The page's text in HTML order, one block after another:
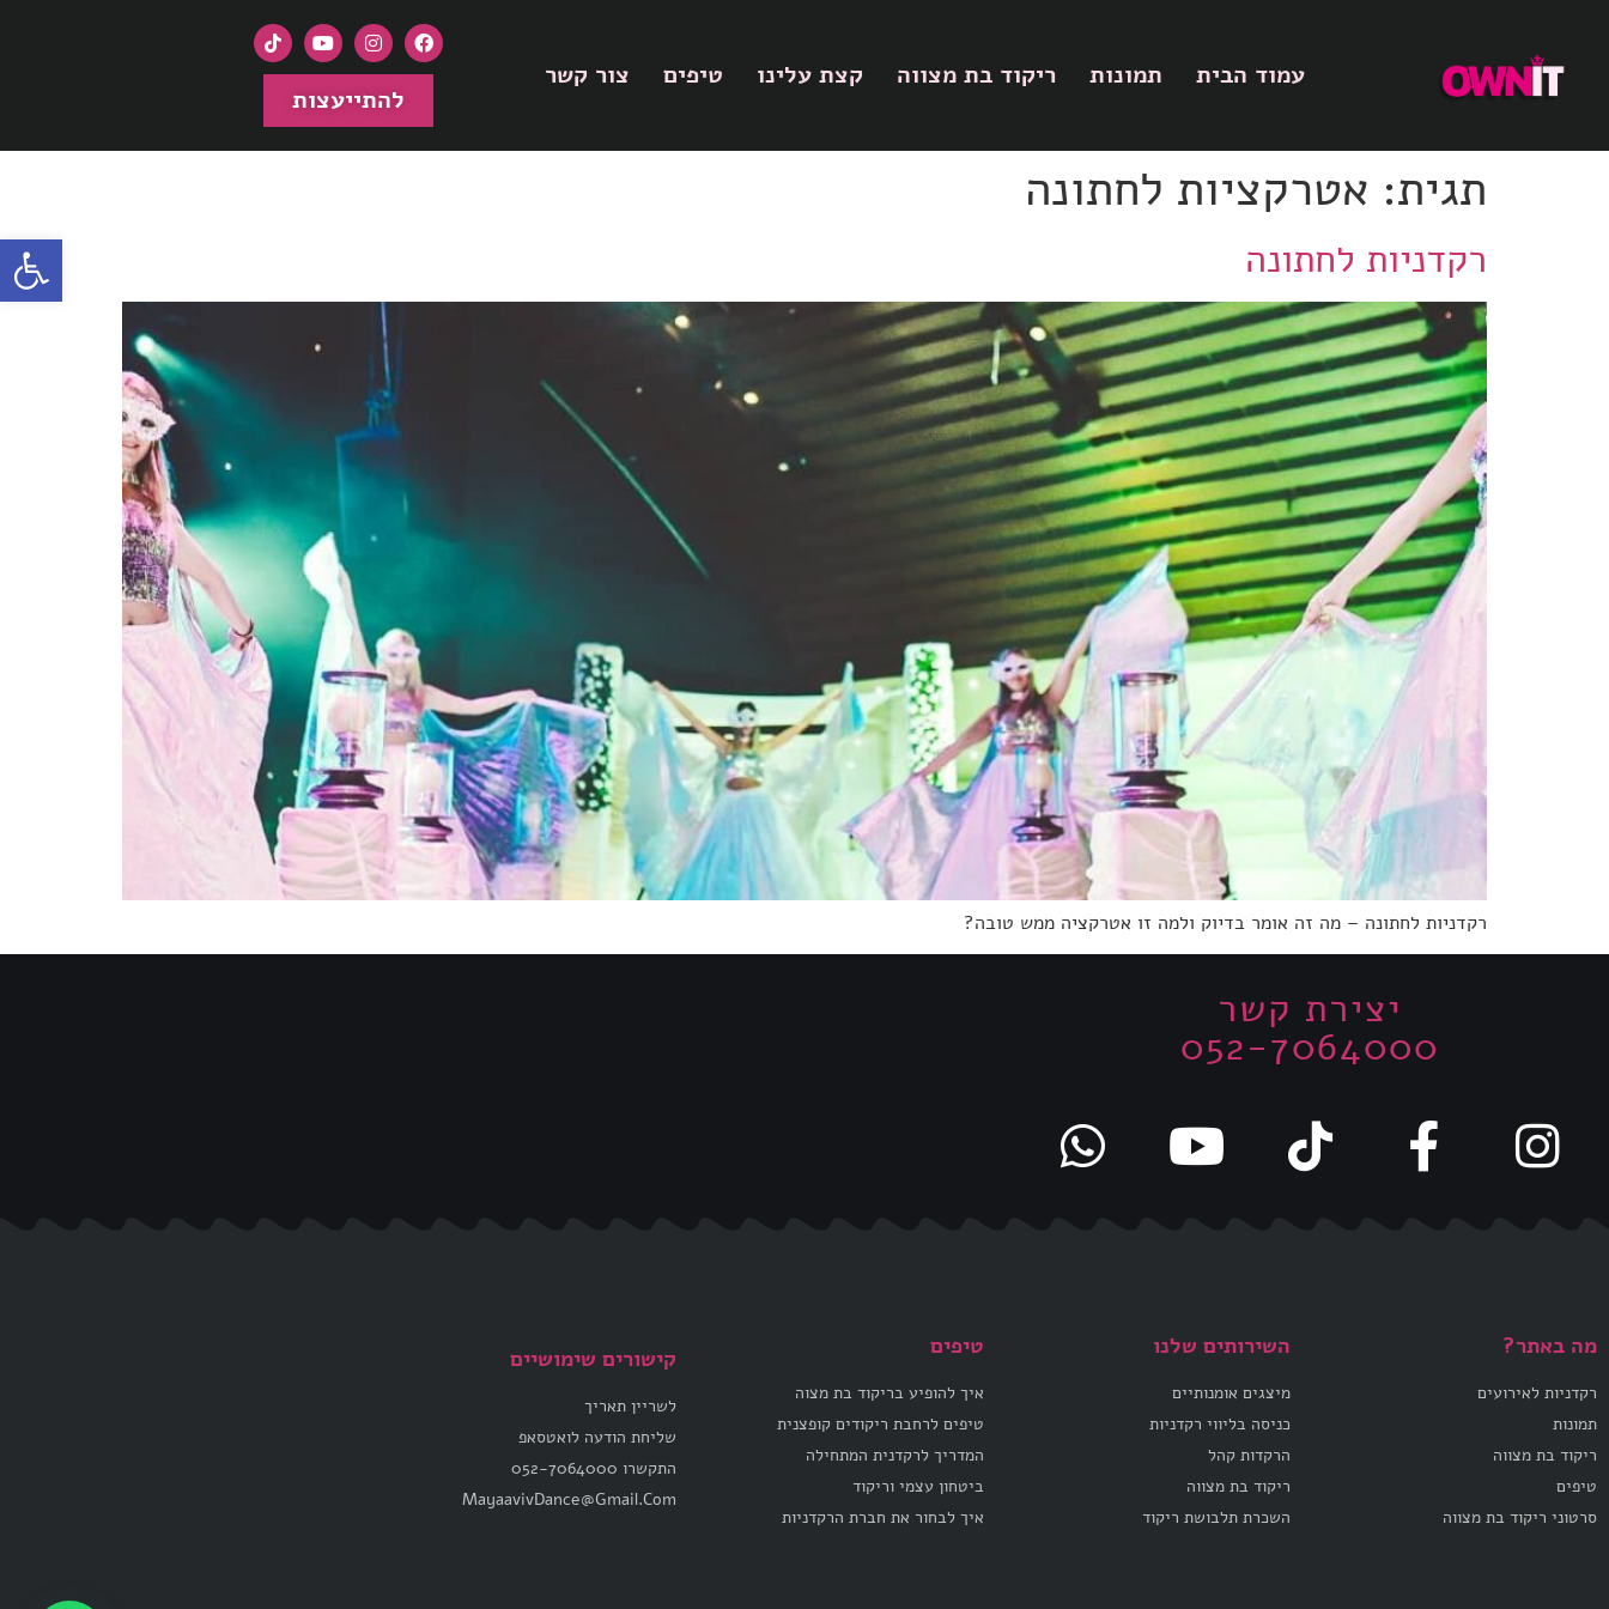
פתח
עמוד הבית תמונות ריקוד בת מצווה קצת עלינו טיפים צור קשר
להתייעצות
תגית: אטרקציות לחתונה
רקדניות לחתונה
רקדניות לחתונה – מה זה אומר בדיוק ולמה זו אטרקציה ממש טובה?
יצירת קשר
052-7064000
מה באתר?
רקדניות לאירועים
תמונות
ריקוד בת מצווה
טיפים
סרטוני ריקוד בת מצווה
השירותים שלנו
מיצגים אומנותיים
כניסה בליווי רקדניות
הרקדות קהל
ריקוד בת מצווה
השכרת תלבושת ריקוד
טיפים
איך להופיע בריקוד בת מצוה
טיפים לרחבת ריקודים קופצנית
המדריך לרקדנית המתחילה
ביטחון עצמי וריקוד
איך לבחור את חברת הרקדניות
קישורים שימושיים
לשריין תאריך
שליחת הודעה לואטסאפ
התקשרו 052-7064000
MayaavivDance@Gmail.Com